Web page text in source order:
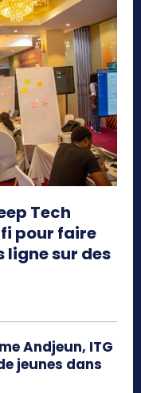
Tech
pour faire
ligne sur des
Andjeun, ITG
jeunes dans